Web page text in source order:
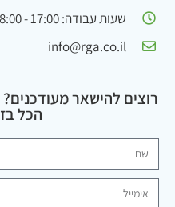
שעות עבודה: 17:00 - 08:00
info@rga.co.il
רוצים להישאר מעודכנים?
הכל